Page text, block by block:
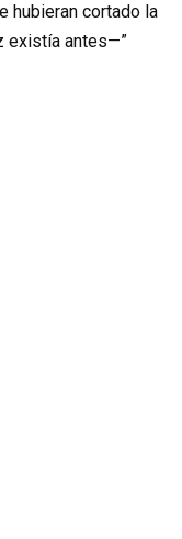
hubieran cortado la
existía antes—”